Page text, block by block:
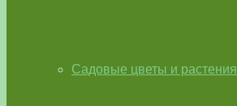
Садовые цветы и растения